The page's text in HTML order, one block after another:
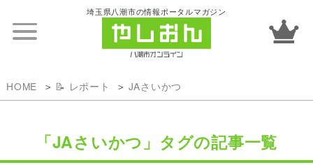
埼玉県八潮市の情報ポータルマガジン
HOME 📝 レポート JAさいかつ
「JAさいかつ」タグの記事一覧